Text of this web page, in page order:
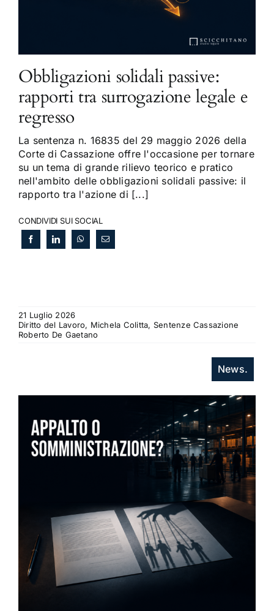
Obbligazioni solidali passive:
rapporti tra surrogazione legale e
regresso
La sentenza n. 16835 del 29 maggio 2026 della
Corte di Cassazione offre l'occasione per tornare
su un tema di grande rilievo teorico e pratico
nell'ambito delle obbligazioni solidali passive: il
rapporto tra l'azione di [...]
CONDIVIDI SUI SOCIAL
21 Luglio 2026
Diritto del Lavoro, Michela Colitta, Sentenze Cassazione
Roberto De Gaetano
News.